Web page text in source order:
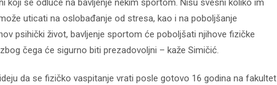
koji se odluče na bavljenje nekim sportom. Nisu svesni koliko im
uticati na oslobađanje od stresa, kao i na poboljšanje
psihički život, bavljenje sportom će poboljšati njihove fizičke
čega će sigurno biti prezadovoljni – kaže Simičić.
da se fizičko vaspitanje vrati posle gotovo 16 godina na fakultet